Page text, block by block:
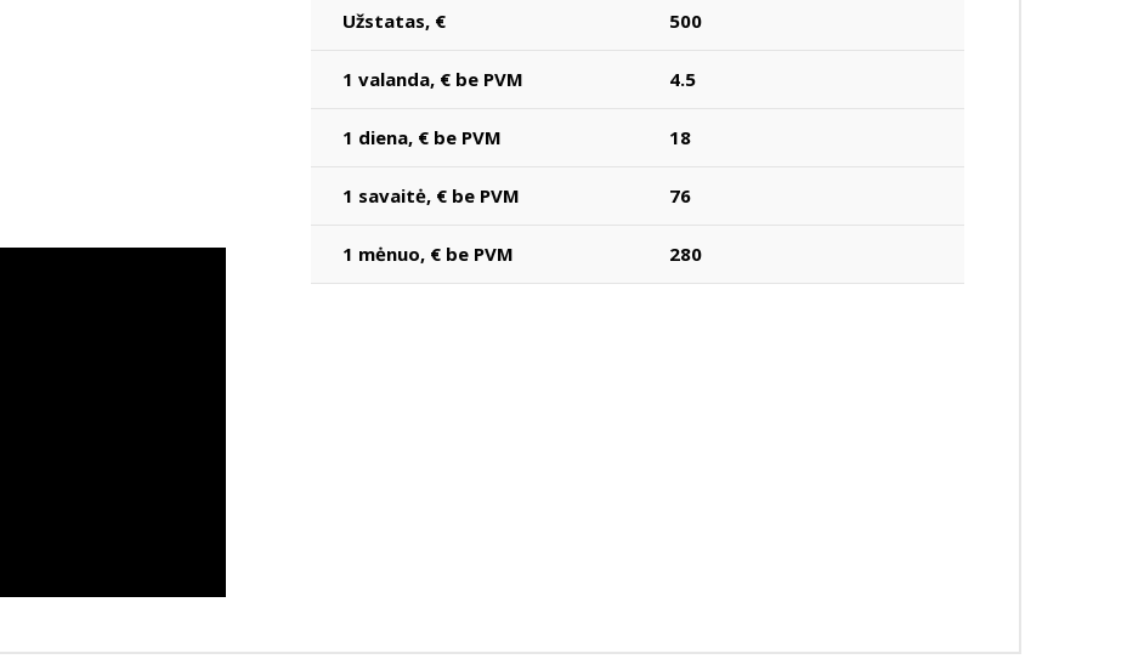
Užstatas, € 500
1 valanda, € be PVM 4.5
1 diena, € be PVM 18
1 savaitė, € be PVM 76
1 mėnuo, € be PVM 280